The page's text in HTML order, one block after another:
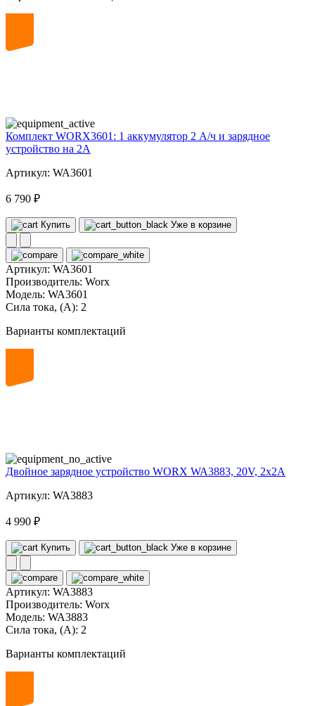
Комплект WORX3601: 1 аккумулятор 2 А/ч и зарядное
устройство на 2А
Артикул: WA3601
6 790 ₽
Купить Уже в корзине
Артикул: WA3601
Производитель: Worx
Модель: WA3601
Сила тока, (А): 2
Варианты комплектаций
Двойное зарядное устройство WORX WA3883, 20V, 2x2A
Артикул: WA3883
4 990 ₽
Купить Уже в корзине
Артикул: WA3883
Производитель: Worx
Модель: WA3883
Сила тока, (А): 2
Варианты комплектаций